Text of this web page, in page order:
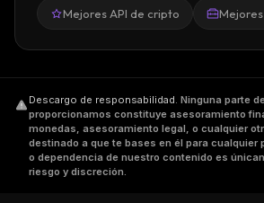
Mejores API de cripto
Descargo de responsabilidad. Ninguna parte
proporcionamos constituye asesoramiento
monedas, asesoramiento legal, o cualquier
destinado a que te bases en él para cualquier
o dependencia de nuestro contenido es
riesgo y discreción.